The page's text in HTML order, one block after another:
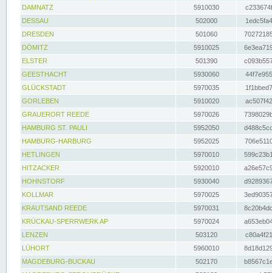
DAMNATZ
5910030
DESSAU
502000
DRESDEN
501060
DÖMITZ
5910025
ELSTER
501390
GEESTHACHT
5930060
GLÜCKSTADT
5970035
GORLEBEN
5910020
GRAUERORT REEDE
5970026
HAMBURG ST. PAULI
5952050
HAMBURG-HARBURG
5952025
HETLINGEN
5970010
HITZACKER
5920010
HOHNSTORF
5930040
KOLLMAR
5970025
KRAUTSAND REEDE
5970031
KRÜCKAU-SPERRWERK AP
5970024
LENZEN
503120
LÜHORT
5960010
MAGDEBURG-BUCKAU
502170